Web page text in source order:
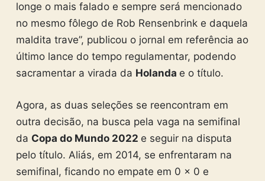
longe o mais falado e sempre será mencionado
no mesmo fôlego de Rob Rensenbrink e daquela
maldita trave”, publicou o jornal em referência ao
último lance do tempo regulamentar, podendo
sacramentar a virada da Holanda e o título.
Agora, as duas seleções se reencontram em
outra decisão, na busca pela vaga na semifinal
da Copa do Mundo 2022 e seguir na disputa
pelo título. Aliás, em 2014, se enfrentaram na
semifinal, ficando no empate em 0 x 0 e